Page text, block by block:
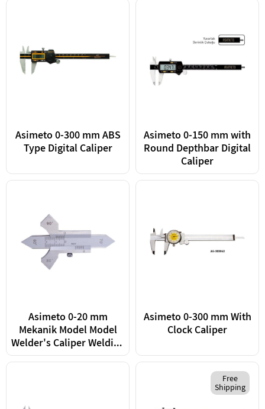
Asimeto 0-300 mm ABS
Type Digital Caliper
Asimeto 0-150 mm with
Round Depthbar Digital
Caliper
Asimeto 0-20 mm
Mekanik Model Model
Welder's Caliper Welding
Gauge
Asimeto 0-300 mm With
Clock Caliper
Free
Shipping